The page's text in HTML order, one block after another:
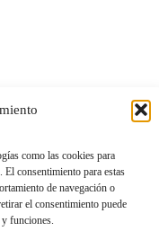
como las cookies para
consentimiento para estas
de navegación o
el consentimiento puede
y funciones.